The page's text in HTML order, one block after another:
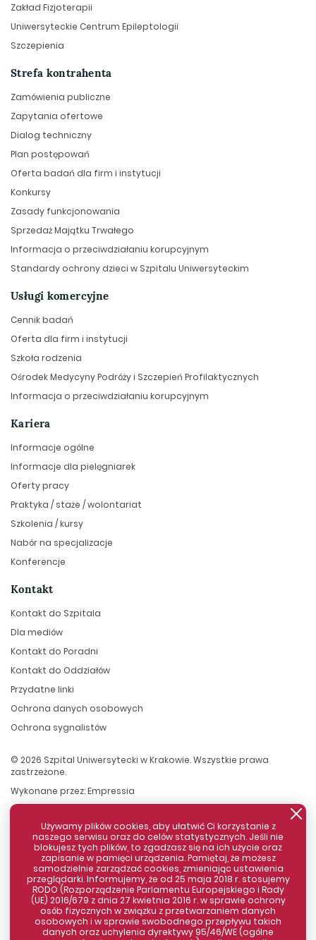
Zakład Fizjoterapii
Uniwersyteckie Centrum Epileptologii
Szczepienia
Strefa kontrahenta
Zamówienia publiczne
Zapytania ofertowe
Dialog techniczny
Plan postępowań
Oferta badań dla firm i instytucji
Konkursy
Zasady funkcjonowania
Sprzedaż Majątku Trwałego
Informacja o przeciwdziałaniu korupcyjnym
Standardy ochrony dzieci w Szpitalu Uniwersyteckim
Usługi komercyjne
Cennik badań
Oferta dla firm i instytucji
Szkoła rodzenia
Ośrodek Medycyny Podróży i Szczepień Profilaktycznych
Informacja o przeciwdziałaniu korupcyjnym
Kariera
Informacje ogólne
Informacje dla pielęgniarek
Oferty pracy
Praktyka / staże / wolontariat
Szkolenia / kursy
Nabór na specjalizacje
Konferencje
Kontakt
Kontakt do Szpitala
Dla mediów
Kontakt do Poradni
Kontakt do Oddziałów
Przydatne linki
Ochrona danych osobowych
Ochrona sygnalistów
© 2026 Szpital Uniwersytecki w Krakowie. Wszystkie prawa
zastrzeżone.
Wykonane przez:Empressia
Używamy plików cookies, aby ułatwić Ci korzystanie z
naszego serwisu oraz do celów statystycznych. Jeśli nie
blokujesz tych plików, to zgadzasz się na ich użycie oraz
zapisanie w pamięci urządzenia. Pamiętaj, że możesz
samodzielnie zarządzać cookies, zmieniając ustawienia
przeglądarki. Informujemy, że od 25 maja 2018 r. stosujemy
RODO (Rozporządzenie Parlamentu Europejskiego i Rady
(UE) 2016/679 z dnia 27 kwietnia 2016 r. w sprawie ochrony
osób fizycznych w związku z przetwarzaniem danych
osobowych i w sprawie swobodnego przepływu takich
danych oraz uchylenia dyrektywy 95/46/WE (ogólne
Zamknij komunikat